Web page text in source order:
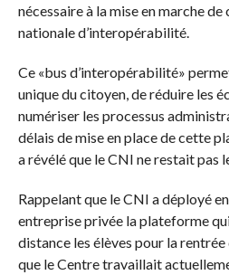
nécessaire à la mise en marche
nationale d’interopérabilité.
Ce «bus d’interopérabilité»
unique du citoyen, de réduire les
numériser les processus
délais de mise en place de cette
a révélé que le CNI ne restait pas
Rappelant que le CNI a déployé
entreprise privée la plateforme
distance les élèves pour la
que le Centre travaillait